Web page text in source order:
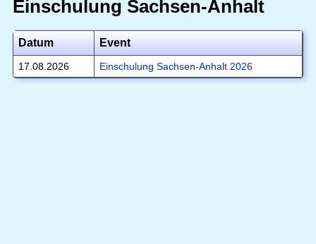
Einschulung Sachsen-Anhalt
Datum Event
17.08.2026 Einschulung Sachsen-Anhalt 2026